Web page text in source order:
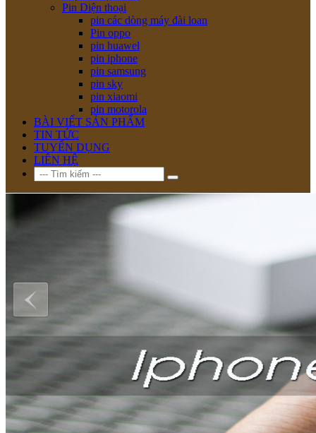
Pin Diện thoại
pin các dòng máy đài loan
Pin oppo
pin huawel
pin iphone
pin samsung
pin sky
pin xiaomi
pin motorola
BÀI VIẾT SẢN PHẨM
TIN TỨC
TUYỂN DỤNG
LIÊN HỆ